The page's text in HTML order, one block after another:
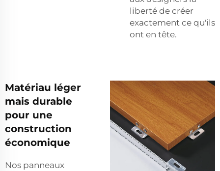
liberté de créer
exactement ce qu'ils
ont en tête.
Matériau léger
mais durable
pour une
construction
économique
Nos panneaux